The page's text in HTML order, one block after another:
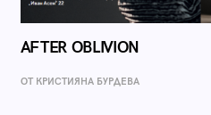
AFTER OBLIVION
ОТ КРИСТИЯНА БУРДЕВА